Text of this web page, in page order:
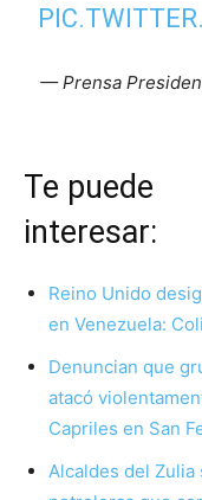
— Prensa
Te puede
Reino Unido
en Venezuela:
Denuncian que
atacó
Capriles en San
Alcaldes del Zulia